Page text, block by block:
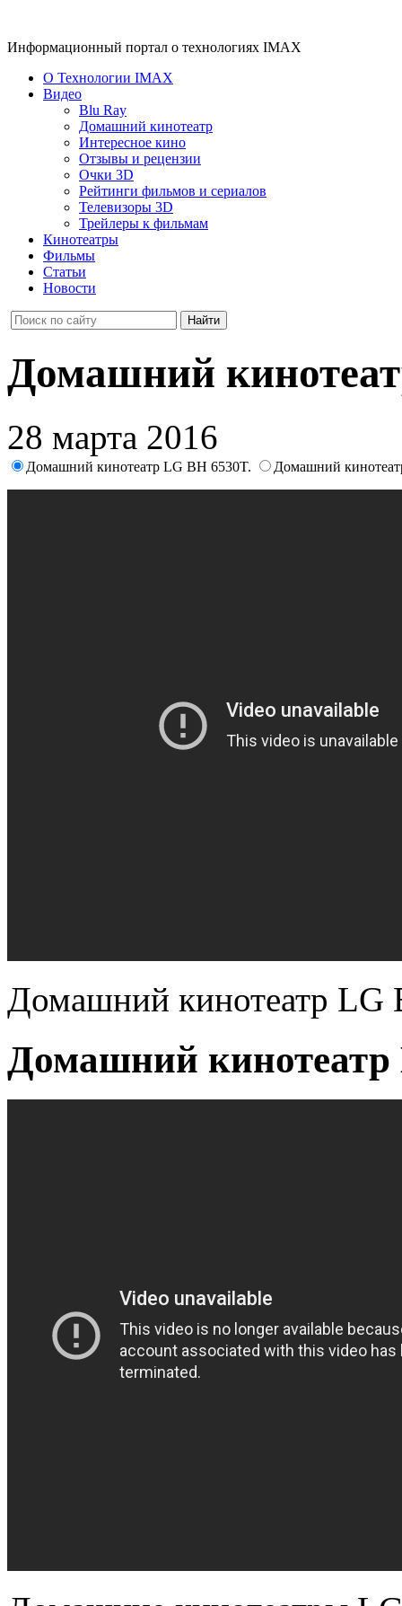
Информационный портал о технологиях IMAX
О Технологии IMAX
Видео
Blu Ray
Домашний кинотеатр
Интересное кино
Отзывы и рецензии
Очки 3D
Рейтинги фильмов и сериалов
Телевизоры 3D
Трейлеры к фильмам
Кинотеатры
Фильмы
Статьи
Новости
Домашний
28 марта 2016
Домашний кинотеатр LG BH 6530T. Домашний
Домашний кинотеатр LG
Домашний кинотеатр